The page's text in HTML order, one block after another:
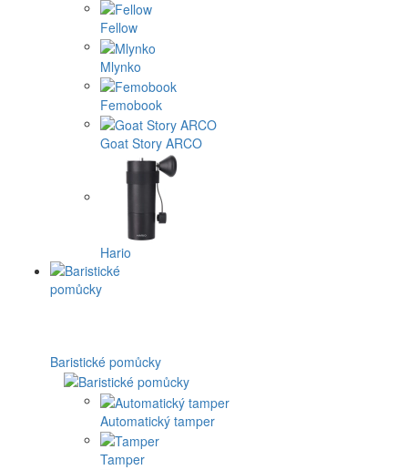
Fellow
Mlynko
Femobook
Goat Story ARCO
Hario
Baristické pomůcky
Automatický tamper
Tamper